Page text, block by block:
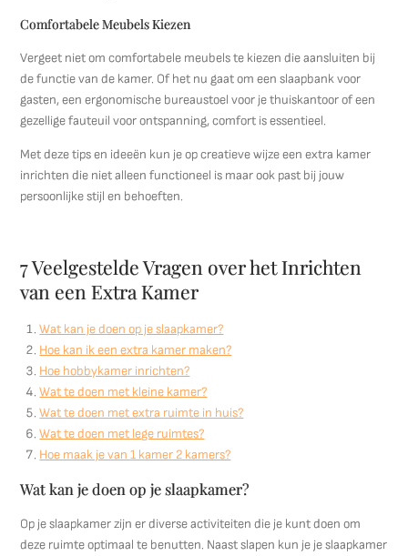
Comfortabele Meubels Kiezen
Vergeet niet om comfortabele meubels te kiezen die aansluiten bij
de functie van de kamer. Of het nu gaat om een slaapbank voor
gasten, een ergonomische bureaustoel voor je thuiskantoor of een
gezellige fauteuil voor ontspanning, comfort is essentieel.
Met deze tips en ideeën kun je op creatieve wijze een extra kamer
inrichten die niet alleen functioneel is maar ook past bij jouw
persoonlijke stijl en behoeften.
7 Veelgestelde Vragen over het Inrichten
van een Extra Kamer
Wat kan je doen op je slaapkamer?
Hoe kan ik een extra kamer maken?
Hoe hobbykamer inrichten?
Wat te doen met kleine kamer?
Wat te doen met extra ruimte in huis?
Wat te doen met lege ruimtes?
Hoe maak je van 1 kamer 2 kamers?
Wat kan je doen op je slaapkamer?
Op je slaapkamer zijn er diverse activiteiten die je kunt doen om
deze ruimte optimaal te benutten. Naast slapen kun je je slaapkamer